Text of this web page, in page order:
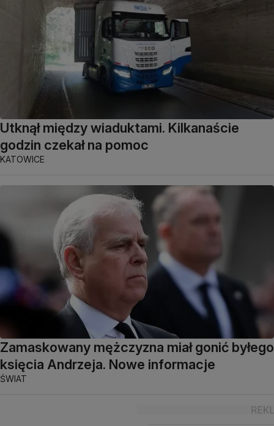
Utknął między wiaduktami. Kilkanaście
godzin czekał na pomoc
KATOWICE
Zamaskowany mężczyzna miał gonić byłego
księcia Andrzeja. Nowe informacje
ŚWIAT